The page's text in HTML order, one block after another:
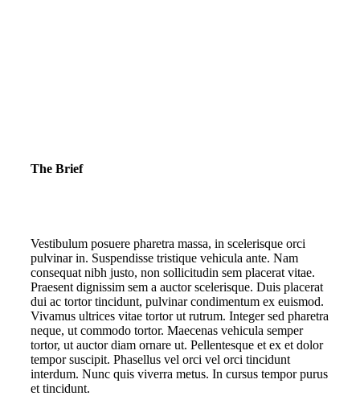
The Brief
Vestibulum posuere pharetra massa, in scelerisque orci
pulvinar in. Suspendisse tristique vehicula ante. Nam
consequat nibh justo, non sollicitudin sem placerat vitae.
Praesent dignissim sem a auctor scelerisque. Duis placerat
dui ac tortor tincidunt, pulvinar condimentum ex euismod.
Vivamus ultrices vitae tortor ut rutrum. Integer sed pharetra
neque, ut commodo tortor. Maecenas vehicula semper
tortor, ut auctor diam ornare ut. Pellentesque et ex et dolor
tempor suscipit. Phasellus vel orci vel orci tincidunt
interdum. Nunc quis viverra metus. In cursus tempor purus
et tincidunt.